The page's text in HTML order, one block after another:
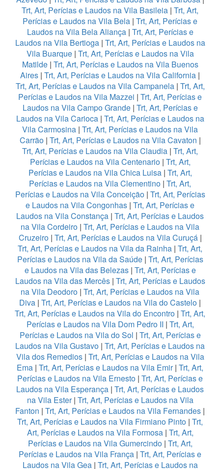
Trt, Art, Perícias e Laudos na Vila Basileia | Trt, Art,
Perícias e Laudos na Vila Bela | Trt, Art, Perícias e
Laudos na Vila Bela Aliança| Trt, Art, Perícias e
Laudos na Vila Bertioga| Trt, Art, Perícias e Laudos na
Vila Buarque| Trt, Art, Perícias e Laudos na Vila
Matilde| Trt, Art, Perícias e Laudos na Vila Buenos
Aires | Trt, Art, Perícias e Laudos na Vila California |
Trt, Art, Perícias e Laudos na Vila Campanela| Trt, Art,
Perícias e Laudos na Vila Mazzei | Trt, Art, Perícias e
Laudos na Vila Campo Grande| Trt, Art, Perícias e
Laudos na Vila Carioca| Trt, Art, Perícias e Laudos na
Vila Carmosina | Trt, Art, Perícias e Laudos na Vila
Carrão| Trt, Art, Perícias e Laudos na Vila Cavaton |
Trt, Art, Perícias e Laudos na Vila Claudia | Trt, Art,
Perícias e Laudos na Vila Centenario| Trt, Art,
Perícias e Laudos na Vila Chica Luisa | Trt, Art,
Perícias e Laudos na Vila Clementino | Trt, Art,
Perícias e Laudos na Vila Conceição| Trt, Art, Perícias
e Laudos na Vila Congonhas | Trt, Art, Perícias e
Laudos na Vila Constança | Trt, Art, Perícias e Laudos
na Vila Cordeiro | Trt, Art, Perícias e Laudos na Vila
Cruzeiro | Trt, Art, Perícias e Laudos na Vila Curuçá |
Trt, Art, Perícias e Laudos na Vila da Rainha | Trt, Art,
Perícias e Laudos na Vila da Saúde| Trt, Art, Perícias
e Laudos na Vila das Belezas| Trt, Art, Perícias e
Laudos na Vila das Mercês| Trt, Art, Perícias e Laudos
na Vila Deodoro | Trt, Art, Perícias e Laudos na Vila
Diva | Trt, Art, Perícias e Laudos na Vila do Castelo |
Trt, Art, Perícias e Laudos na Vila do Encontro | Trt, Art,
Perícias e Laudos na Vila Dom Pedro II | Trt, Art,
Perícias e Laudos na Vila do Sol | Trt, Art, Perícias e
Laudos na Vila Gustavo | Trt, Art, Perícias e Laudos na
Vila dos Remedios| Trt, Art, Perícias e Laudos na Vila
Ema | Trt, Art, Perícias e Laudos na Vila Emir| Trt, Art,
Perícias e Laudos na Vila Ernesto | Trt, Art, Perícias e
Laudos na Vila Esperança | Trt, Art, Perícias e Laudos
na Vila Ester| Trt, Art, Perícias e Laudos na Vila
Fanton | Trt, Art, Perícias e Laudos na Vila Fernandes |
Trt, Art, Perícias e Laudos na Vila Firmiano Pinto | Trt,
Art, Perícias e Laudos na Vila Formosa| Trt, Art,
Perícias e Laudos na Vila Gumercindo| Trt, Art,
Perícias e Laudos na Vila França | Trt, Art, Perícias e
Laudos na Vila Gea| Trt, Art, Perícias e Laudos na